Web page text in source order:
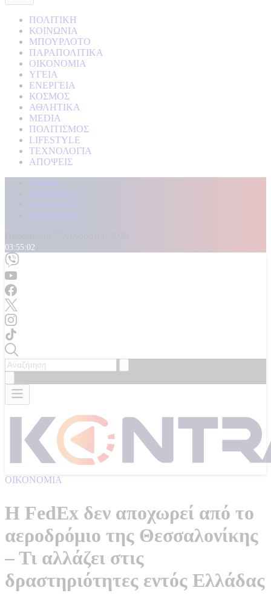
ΠΟΛΙΤΙΚΗ
ΚΟΙΝΩΝΙΑ
ΜΠΟΥΡΛΟΤΟ
ΠΑΡΑΠΟΛΙΤΙΚΑ
ΟΙΚΟΝΟΜΙΑ
ΥΓΕΙΑ
ΕΝΕΡΓΕΙΑ
ΚΟΣΜΟΣ
ΑΘΛΗΤΙΚΑ
MEDIA
ΠΟΛΙΤΙΣΜΟΣ
LIFESTYLE
ΤΕΧΝΟΛΟΓΙΑ
ΑΠΟΨΕΙΣ
Αρχική
Kontra Live
Καταγγελίες
Επικοινωνία
03:55:04
ΟΙΚΟΝΟΜΙΑ
Η FedEx δεν αποχωρεί από το
αεροδρόμιο της Θεσσαλονίκης
– Τι αλλάζει στις
δραστηριότητες εντός Ελλάδας